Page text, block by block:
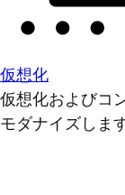
仮想化
仮想化およびコ
モダナイズします